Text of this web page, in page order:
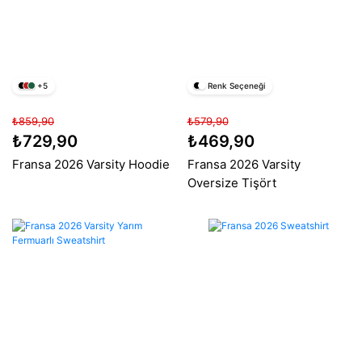
+5
₺859,90
₺729,90
Fransa 2026 Varsity Hoodie
Renk Seçeneği
₺579,90
₺469,90
Fransa 2026 Varsity
Oversize Tişört